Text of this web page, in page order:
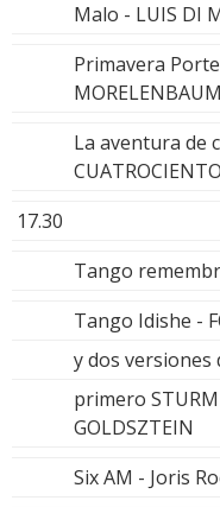
Malo - LUIS DI
Primavera
MORELENBAUM
La aventura de
17.30
Tango
Tango Idishe -
y dos versiones
primero
GOLDSZTEIN
Six AM - Joris